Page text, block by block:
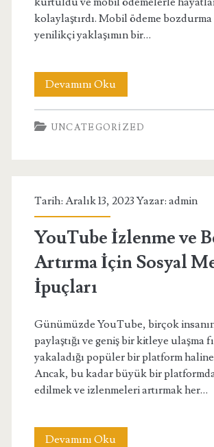
kolaylaştırdı. Mobil ödeme
yenilikçi yaklaşımın bir…
Devamını OkuMobil
Ödeme
Bozdurma
Ödeme
Bozdur
UNCATEGORIZED
Tarih: Aralık 13, 2023 Yazar: admin
YouTube İzlenme ve
Artırma İçin Sosyal
İpuçları
Günümüzde YouTube, birçok
paylaştığı ve geniş bir kitleye ulaşma
yakaladığı popüler bir platform
Ancak, bu kadar büyük bir
edilmek ve izlenmeleri artırmak her…
Devamını OkuYouTube